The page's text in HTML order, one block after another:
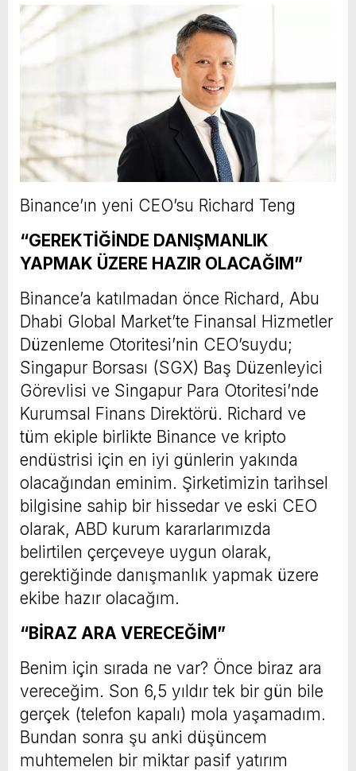
Binance’ın yeni CEO’su Richard Teng
“GEREKTİĞİNDE DANIŞMANLIK
YAPMAK ÜZERE HAZIR OLACAĞIM”
Binance’a katılmadan önce Richard, Abu
Dhabi Global Market’te Finansal Hizmetler
Düzenleme Otoritesi’nin CEO’suydu;
Singapur Borsası (SGX) Baş Düzenleyici
Görevlisi ve Singapur Para Otoritesi’nde
Kurumsal Finans Direktörü. Richard ve
tüm ekiple birlikte Binance ve kripto
endüstrisi için en iyi günlerin yakında
olacağından eminim. Şirketimizin tarihsel
bilgisine sahip bir hissedar ve eski CEO
olarak, ABD kurum kararlarımızda
belirtilen çerçeveye uygun olarak,
gerektiğinde danışmanlık yapmak üzere
ekibe hazır olacağım.
“BİRAZ ARA VERECEĞİM”
Benim için sırada ne var? Önce biraz ara
vereceğim. Son 6,5 yıldır tek bir gün bile
gerçek (telefon kapalı) mola yaşamadım.
Bundan sonra şu anki düşüncem
muhtemelen bir miktar pasif yatırım